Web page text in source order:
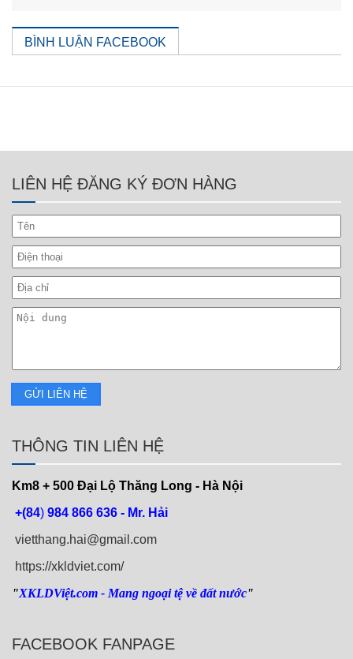
BÌNH LUẬN FACEBOOK
LIÊN HỆ ĐĂNG KÝ ĐƠN HÀNG
THÔNG TIN LIÊN HỆ
Km8 + 500 Đại Lộ Thăng Long - Hà Nội
+(84) 984 866 636 - Mr. Hải
vietthang.hai@gmail.com
https://xkldviet.com/
"XKLDViệt.com - Mang ngoại tệ về đất nước"
FACEBOOK FANPAGE